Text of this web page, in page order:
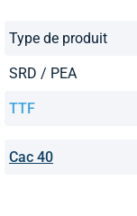
Type de produit
SRD / PEA
TTF
Cac 40